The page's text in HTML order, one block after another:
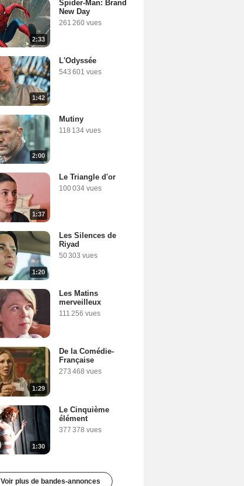
2:33
Spider-Man: Brand
New Day
261 260 vues
1:42
L'Odyssée
543 601 vues
2:00
Mutiny
118 134 vues
1:37
Le Triangle d'or
100 034 vues
1:20
Les Silences de
Riyad
50 303 vues
Les Matins
merveilleux
111 256 vues
1:29
De la Comédie-
Française
273 468 vues
1:30
Le Cinquième
élément
377 378 vues
Voir plus de bandes-annonces